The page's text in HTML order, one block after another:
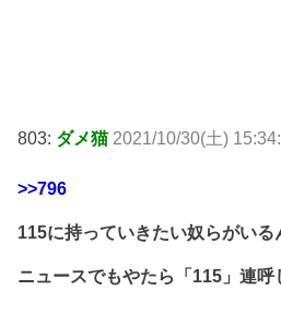
803: ダメ猫 2021/10/30(土)
>>796
115に持っていきたい奴らがいる
ニュースでもやたら「115」連呼